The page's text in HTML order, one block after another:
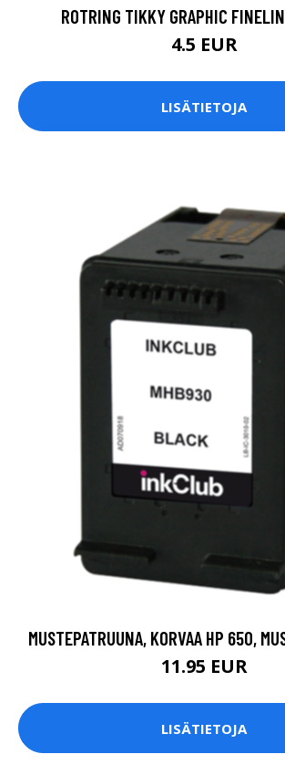
ROTRING TIKKY GRAPHIC
4.5 EUR
LISÄTIETOJA
MUSTEPATRUUNA, KORVAA HP 650,
11.95 EUR
LISÄTIETOJA